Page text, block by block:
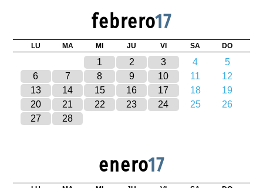
febrero17
LU MA MI JU VI SA DO
1 2 3 4
5
6
7 8 9 10 11
12
13
14 15 16 17 18
19
20
21 22 23 24 25
26
27
28
enero17